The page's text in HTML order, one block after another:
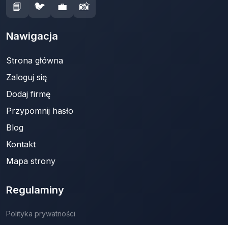
📘 🐦 💼 📸
Nawigacja
Strona główna
Zaloguj się
Dodaj firmę
Przypomnij hasło
Blog
Kontakt
Mapa strony
Regulaminy
Polityka prywatności